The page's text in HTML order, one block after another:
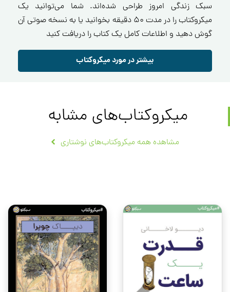
سبک زندگی امروز طراحی شده‌اند. شما می‌توانید یک
میکروکتاب را در مدت ۵۰ دقیقه بخوانید یا به نسخه صوتی آن
گوش دهید و اطلاعات کامل یک کتاب را دریافت کنید
بیشتر در مورد میکروکتاب
میکروکتاب‌های مشابه
مشاهده همه میکروکتاب‌های نوشتاری